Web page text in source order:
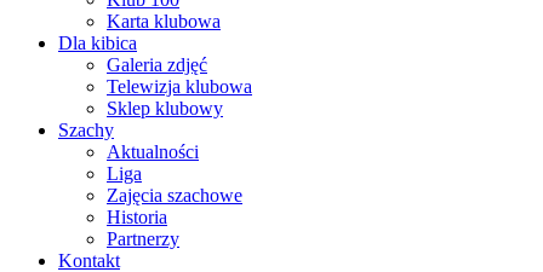
Karta klubowa
Dla kibica
Galeria zdjęć
Telewizja klubowa
Sklep klubowy
Szachy
Aktualności
Liga
Zajęcia szachowe
Historia
Partnerzy
Kontakt